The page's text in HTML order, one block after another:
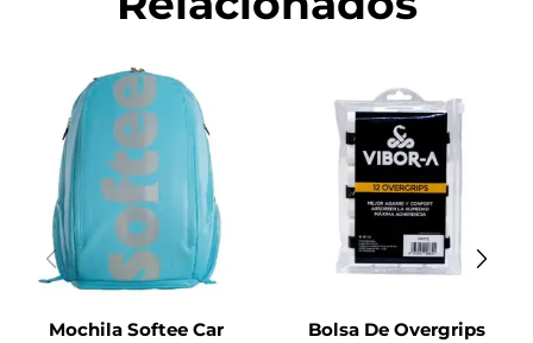
Mochila Softee Car
Bolsa De Overgrips